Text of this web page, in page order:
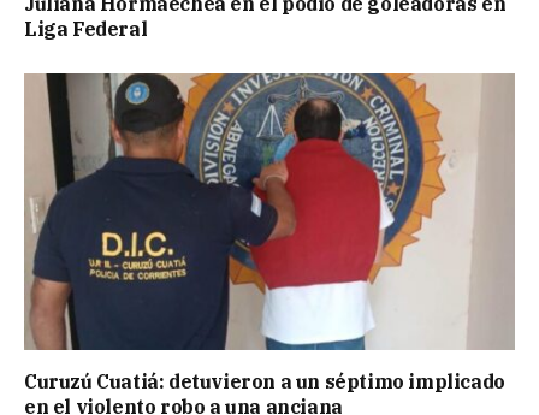
Liga Federal
Curuzú Cuatiá: detuvieron a un séptimo implicado
en el violento robo a una anciana